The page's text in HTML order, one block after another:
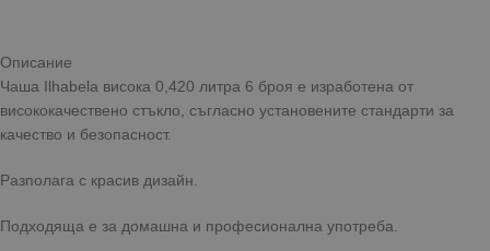
Описание
Чаша Ilhabela висока 0,420 литра 6 броя е изработена от
висококачествено стъкло, съгласно установените стандарти за
качество и безопасност.
Разполага с красив дизайн.
Подходяща е за домашна и професионална употреба.